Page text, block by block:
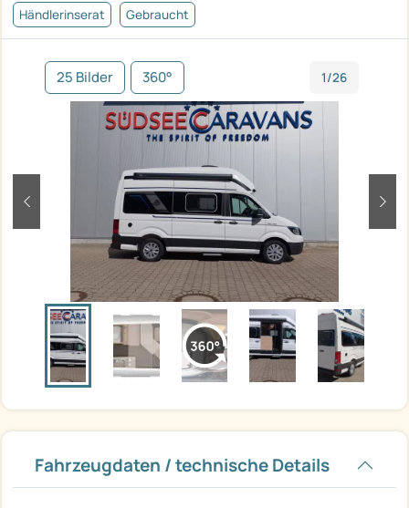
Händlerinserat Gebraucht
25 Bilder 360° 1/26
zurück
Fahrzeugdaten / technische Details